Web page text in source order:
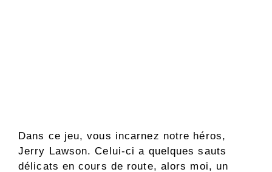
Dans ce jeu, vous incarnez notre héros,
Jerry Lawson. Celui-ci a quelques sauts
délicats en cours de route, alors moi, un